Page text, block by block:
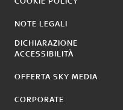
NOTE LEGALI
DICHIARAZIONE
ACCESSIBILITÀ
OFFERTA SKY MEDIA
CORPORATE